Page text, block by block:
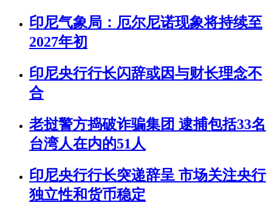
印尼气象局：厄尔尼诺现象将持续至
2027年初
印尼央行行长闪辞或因与财长理念不
合
老挝警方捣破诈骗集团 逮捕包括33名
台湾人在内的51人
印尼央行行长突递辞呈 市场关注央行
独立性和货币稳定